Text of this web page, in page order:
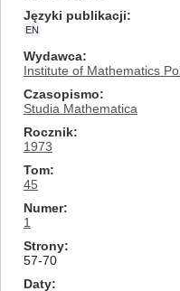
Języki publikacji
EN
Wydawca
Institute of Mathematics
Czasopismo
Studia Mathematica
Rocznik
1973
Tom
45
Numer
1
Strony
57-70
Daty